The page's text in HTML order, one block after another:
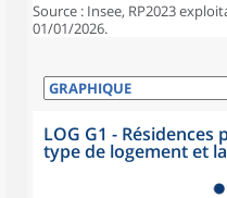
Source : Insee, RP2023
01/01/2026.
LOG G1 -
type de logement et